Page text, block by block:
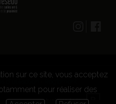
GRIGNOUX ASBL -
d'utilisation
sur ce site, vous acceptez
pour réaliser des